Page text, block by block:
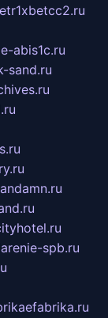
e-abis1c.ru
sand.ru
spb.ru